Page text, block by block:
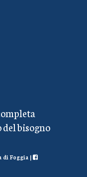
bisogno
di Foggia |